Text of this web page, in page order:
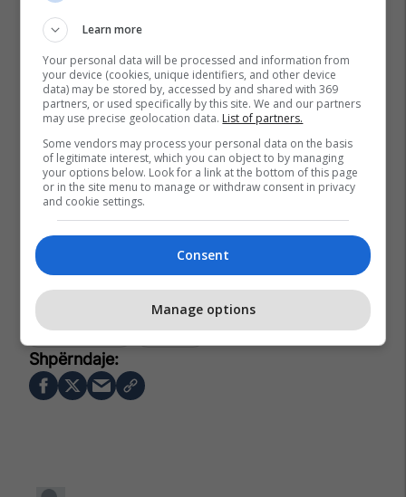
Prishtina Lokale
Lëvizja Vetëvendosje
Krm Pastrimi
Çlirim Gërbeshi
Prishtina
Learn more
Your personal data will be processed and information from
your device (cookies, unique identifiers, and other device
data) may be stored by, accessed by and shared with 369
partners, or used specifically by this site. We and our partners
may use precise geolocation data. List of partners.
Some vendors may process your personal data on the basis
of legitimate interest, which you can object to by managing
your options below. Look for a link at the bottom of this page
or in the site menu to manage or withdraw consent in privacy
and cookie settings.
Consent
Manage options